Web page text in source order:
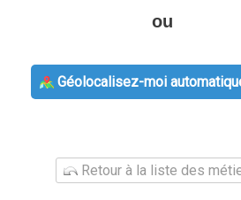
ou
Géolocalisez-moi
Retour à la liste des